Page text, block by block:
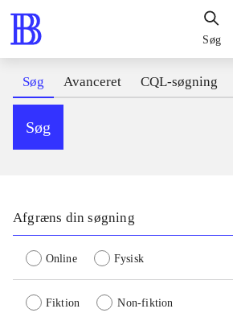
Søg
Søg Avanceret CQL-søgning
Søg
Afgræns din søgning
Online Fysisk
Fiktion Non-fiktion